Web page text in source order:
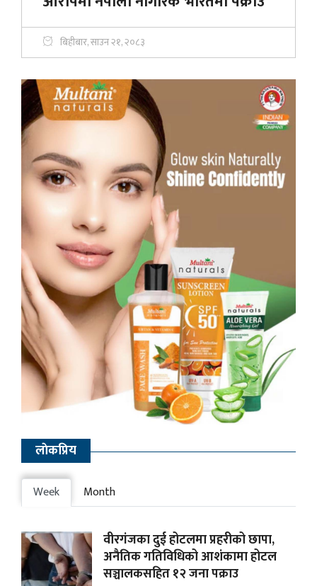
बिहीबार, साउन २१, २०८३
लाेकप्रिय
Week Month
वीरगंजका दुई होटलमा प्रहरीको छापा,
अनैतिक गतिविधिको आशंकामा होटल
सञ्चालकसहित १२ जना पक्राउ